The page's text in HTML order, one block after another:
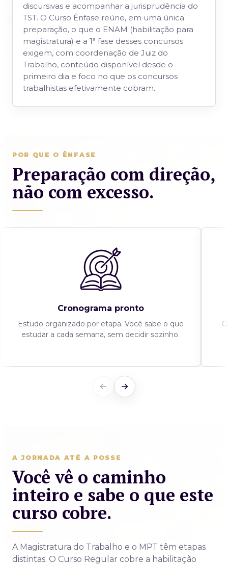
discursivas e acompanhar a jurisprudência do
TST. O Curso Ênfase reúne, em uma única
preparação, o que o ENAM (habilitação para
magistratura) e a 1ª fase desses concursos
exigem, com coordenação de Juiz do
Trabalho, conteúdo disponível desde o
primeiro dia e foco no que os concursos
trabalhistas efetivamente cobram.
POR QUE O ÊNFASE
Preparação com direção,
não com excesso.
Cronograma pronto
Estudo organizado por etapa. Você sabe o que
estudar a cada semana, sem decidir sozinho.
A JORNADA ATÉ A POSSE
Você vê o caminho
inteiro e sabe o que este
curso cobre.
A Magistratura do Trabalho e o MPT têm etapas
distintas. O Curso Regular cobre a habilitação